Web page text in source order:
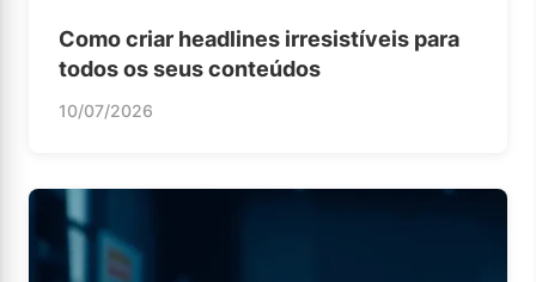
Como criar headlines irresistíveis para
todos os seus conteúdos
10/07/2026